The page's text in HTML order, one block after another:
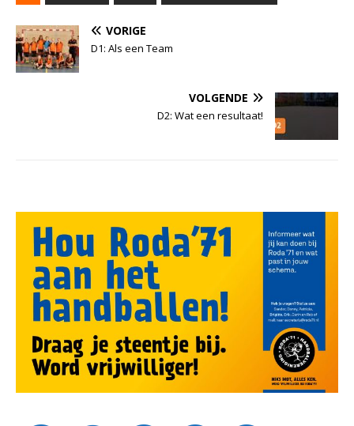
VORIGE
D1: Als een Team
VOLGENDE
D2: Wat een resultaat!